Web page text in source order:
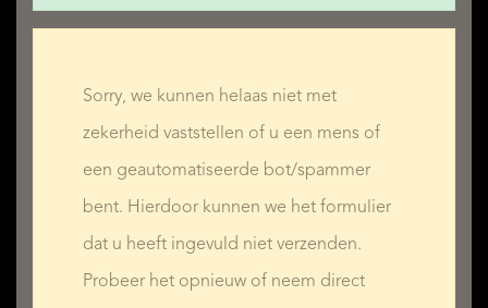
Sorry, we kunnen helaas niet met
zekerheid vaststellen of u een mens of
een geautomatiseerde bot/spammer
bent. Hierdoor kunnen we het formulier
dat u heeft ingevuld niet verzenden.
Probeer het opnieuw of neem direct